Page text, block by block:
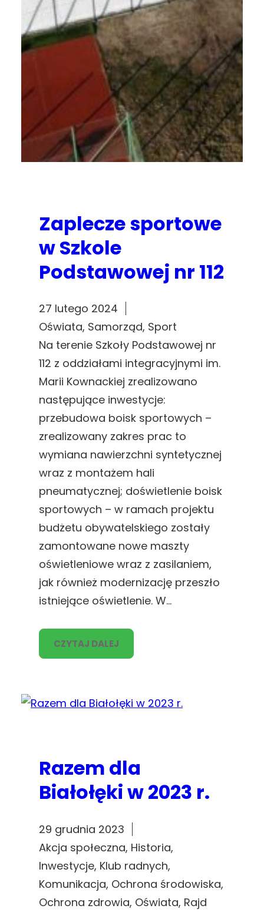
Zaplecze sportowe
w Szkole
Podstawowej nr 112
27 lutego 2024
Oświata, Samorząd, Sport
Na terenie Szkoły Podstawowej nr
112 z oddziałami integracyjnymi im.
Marii Kownackiej zrealizowano
następujące inwestycje:
przebudowa boisk sportowych –
zrealizowany zakres prac to
wymiana nawierzchni syntetycznej
wraz z montażem hali
pneumatycznej; doświetlenie boisk
sportowych – w ramach projektu
budżetu obywatelskiego zostały
zamontowane nowe maszty
oświetleniowe wraz z zasilaniem,
jak również modernizację przeszło
istniejące oświetlenie. W…
CZYTAJ DALEJ
Razem dla
Białołęki w 2023 r.
29 grudnia 2023
Akcja społeczna, Historia
Inwestycje, Klub radnych
Komunikacja, Ochrona środowiska
Ochrona zdrowia, Oświata, Rajd